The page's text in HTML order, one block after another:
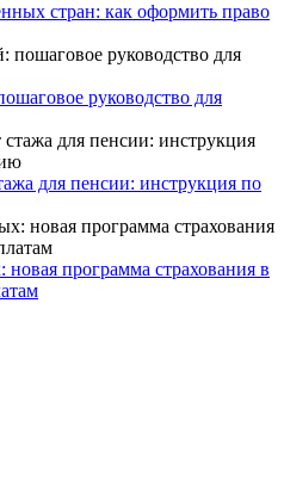
стран: как оформить право
руководство для
для пенсии: инструкция по
программа страхования в